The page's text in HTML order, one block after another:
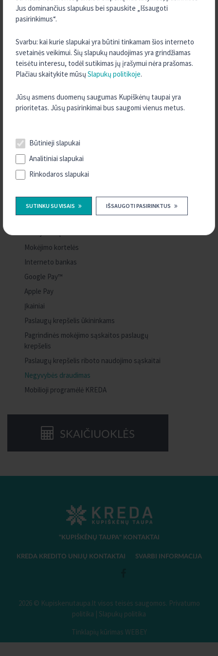
Jus dominančius slapukus bei spauskite „Išsaugoti
pasirinkimus“.
Svarbu: kai kurie slapukai yra būtini tinkamam šios interneto
svetainės veikimui. Šių slapukų naudojimas yra grindžiamas
teisėtu interesu, todėl sutikimas jų įrašymui nėra prašomas.
Plačiau skaitykite mūsų Slapukų politikoje.
Jūsų asmens duomenų saugumas Kupiškėnų taupai yra
prioritetas. Jūsų pasirinkimai bus saugomi vienus metus.
Būtinieji slapukai
Analitiniai slapukai
Rinkodaros slapukai
SUTINKU SU VISAIS IŠSAUGOTI PASIRINKTUS
„Kreda” grupės kredito unijose jokių papildomų mokesčių nebus
taikoma. Klientai unijose gaus geriausius Compensa draudimų
konkurencingas draudimo sprendimas (atsižvelgiant į draudimo
rizikas ir apsaugas), atitinkantis kliento poreikius.
Kreda“ – tai patikimų ir rūpestingų finansų partnerių grupė,
vienijanti 11 ilgametę patirtį turinčių kredito unijų. Efektyvią visų
ŪKININKAMS
KASDIENĖS PASLAUGOS
Mokėjimo pavedimai
Mokėjimo sąskaita
Mokėjimo kortelės
Interneto bankas
Google Pay™
Apple Pay
Įkainiai
Paslaugų krepšelis ūkininkams
Pagrindinės mokėjimo sąskaitos paslaugų
krepšelis
Paslaugų krepšelis riboto naudojimo sąskaitai
Negyvybės draudimas
Mobilioji programėlė KREDA
SKAIČIUOKLĖS
"KUPIŠKĖNŲ TAUPA" KONTAKTAI
KREDA KREDITO UNIJŲ KONTAKTAI SVARBI INFORMACIJA
2026 © Kupiskenutaupa.lt visos teisės saugomos. Privatumo
politika | Slapukų politika
Tinklapių kūrimas WEBEY